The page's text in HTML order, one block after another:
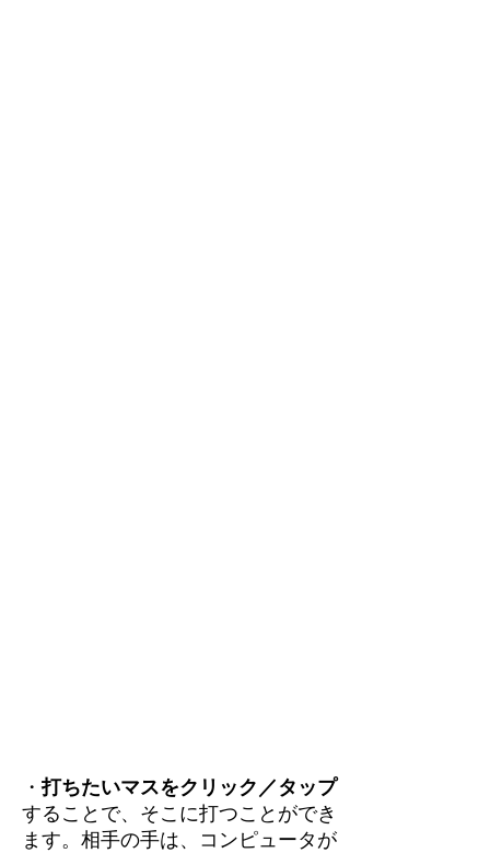
・打ちたいマスをクリック／タップ
することで、そこに打つことができ
ます。相手の手は、コンピュータが